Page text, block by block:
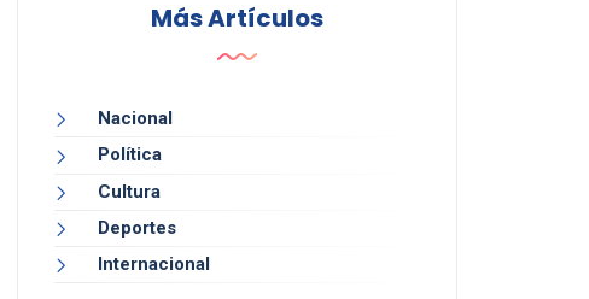
Más Artículos
Nacional
Política
Cultura
Deportes
Internacional